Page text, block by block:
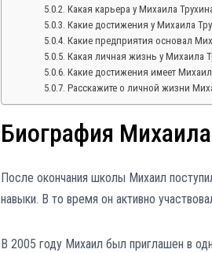
Какая карьера у Михаила
Какие достижения у Михаила
Какие предприятия основал
Какая личная жизнь у Михаила
Какие достижения имеет Михаил
Расскажите о личной жизни
Биография
После окончания школы Михаил
навыки. В то время он активно
В 2005 году Михаил был приглашен в